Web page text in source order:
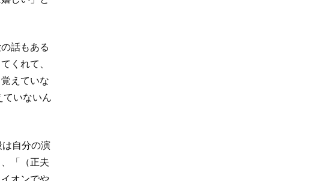
話もある
くれて、
えていな
ていないん
自分の演
「（正夫
オンでや